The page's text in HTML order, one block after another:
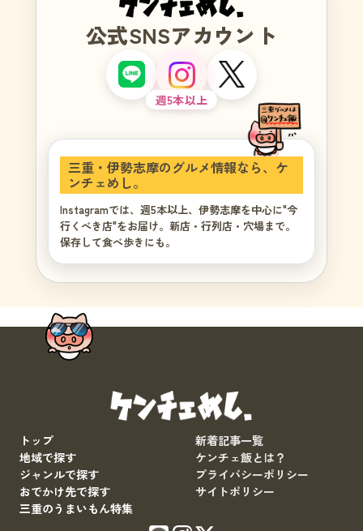
公式SNSアカウント
週5本以上
三重・伊勢志摩のグルメ情報なら、ケ
ンチェめし。
Instagramでは、週5本以上、伊勢志摩を中心に"今
行くべき店"をお届け。新店・行列店・穴場まで。
保存して食べ歩きにも。
トップ
地域で探す
ジャンルで探す
おでかけ先で探す
三重のうまいもん特集
新着記事一覧
ケンチェ飯とは？
プライバシーポリシー
サイトポリシー